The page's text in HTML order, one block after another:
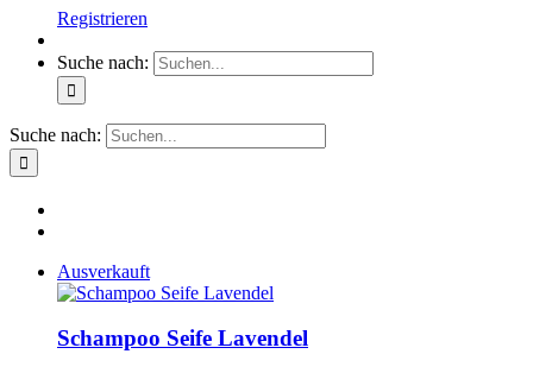
Registrieren
Suche nach:
Suche nach:
Ausverkauft
Schampoo Seife Lavendel